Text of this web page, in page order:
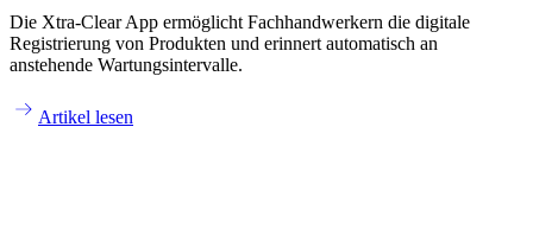
Die Xtra-Clear App ermöglicht Fachhandwerkern die digitale
Registrierung von Produkten und erinnert automatisch an
anstehende Wartungsintervalle.
Artikel lesen